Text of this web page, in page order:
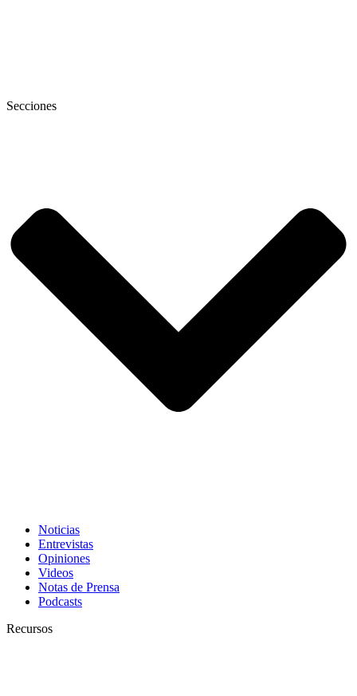
Secciones
Noticias
Entrevistas
Opiniones
Videos
Notas de Prensa
Podcasts
Recursos